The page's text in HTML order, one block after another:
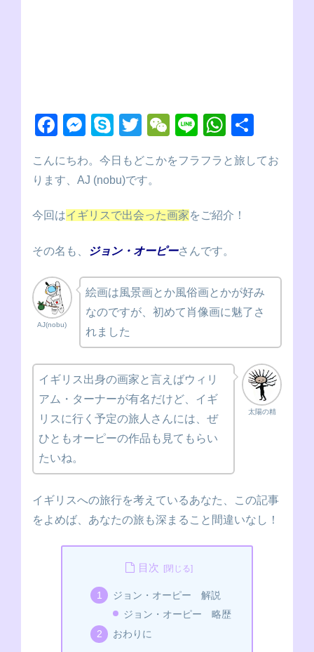
F
c
e
b
o
k
M
ss
e
n
er
S
p
e
T
tt
er
W
C
at
Li
e
W
at
A
p
こんにちわ。今日もどこかをフラフラと旅してお
ります、AJ (nobu)です。
今回はイギリスで出会った画家をご紹介！
その名も、 ジョン・オーピーさんです。
AJ(nobu)
絵画は風景画とか風俗画とかが好み
なのですが、初めて肖像画に魅了さ
れました
太陽の精
イギリス出身の画家と言えばウィリ
アム・ターナーが有名だけど、イギ
リスに行く予定の旅人さんには、ぜ
ひともオーピーの作品も見てもらい
たいね。
イギリスへの旅行を考えているあなた、この記事
をよめば、あなたの旅も深まること間違いなし！
目次
ジョン・オーピー 解説
ジョン・オーピー 略歴
おわりに